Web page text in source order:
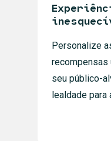
Personalize
recompensas
seu público-
lealdade para